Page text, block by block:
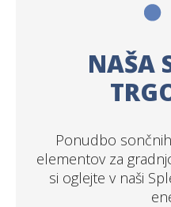
NAŠA
Ponudbo
elementov za
si oglejte v naši